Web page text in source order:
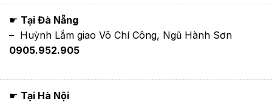
☛ Tại Đà Nẵng
– Huỳnh Lắm giao Võ Chí Công, Ngũ Hành Sơn
0905.952.905
☛ Tại Hà Nội